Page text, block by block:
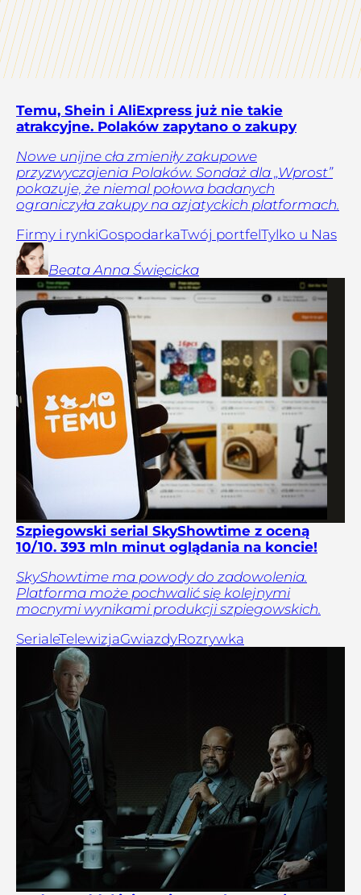
Temu, Shein i AliExpress już nie takie
atrakcyjne. Polaków zapytano o zakupy
Nowe unijne cła zmieniły zakupowe
przyzwyczajenia Polaków. Sondaż dla „Wprost”
pokazuje, że niemal połowa badanych
ograniczyła zakupy na azjatyckich platformach.
Firmy i rynkiGospodarkaTwój portfelTylko u Nas
Beata Anna Święcicka
Szpiegowski serial SkyShowtime z oceną
10/10. 393 mln minut oglądania na koncie!
SkyShowtime ma powody do zadowolenia.
Platforma może pochwalić się kolejnymi
mocnymi wynikami produkcji szpiegowskich.
SerialeTelewizjaGwiazdyRozrywka